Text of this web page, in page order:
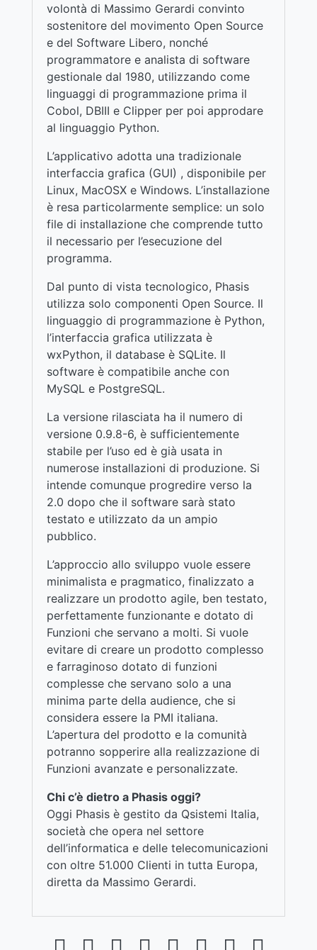
volontà di Massimo Gerardi convinto
sostenitore del movimento Open Source
e del Software Libero, nonché
programmatore e analista di software
gestionale dal 1980, utilizzando come
linguaggi di programmazione prima il
Cobol, DBIII e Clipper per poi approdare
al linguaggio Python.
L’applicativo adotta una tradizionale
interfaccia grafica (GUI) , disponibile per
Linux, MacOSX e Windows. L’installazione
è resa particolarmente semplice: un solo
file di installazione che comprende tutto
il necessario per l’esecuzione del
programma.
Dal punto di vista tecnologico, Phasis
utilizza solo componenti Open Source. Il
linguaggio di programmazione è Python,
l’interfaccia grafica utilizzata è
wxPython, il database è SQLite. Il
software è compatibile anche con
MySQL e PostgreSQL.
La versione rilasciata ha il numero di
versione 0.9.8-6, è sufficientemente
stabile per l’uso ed è già usata in
numerose installazioni di produzione. Si
intende comunque progredire verso la
2.0 dopo che il software sarà stato
testato e utilizzato da un ampio
pubblico.
L’approccio allo sviluppo vuole essere
minimalista e pragmatico, finalizzato a
realizzare un prodotto agile, ben testato,
perfettamente funzionante e dotato di
Funzioni che servano a molti. Si vuole
evitare di creare un prodotto complesso
e farraginoso dotato di funzioni
complesse che servano solo a una
minima parte della audience, che si
considera essere la PMI italiana.
L’apertura del prodotto e la comunità
potranno sopperire alla realizzazione di
Funzioni avanzate e personalizzate.
Chi c’è dietro a Phasis oggi?
Oggi Phasis è gestito da Qsistemi Italia,
società che opera nel settore
dell’informatica e delle telecomunicazioni
con oltre 51.000 Clienti in tutta Europa,
diretta da Massimo Gerardi.